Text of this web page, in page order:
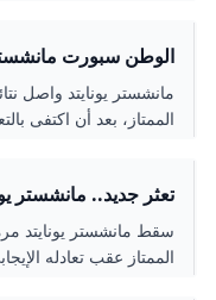
الوطن
أمام فولهام في
مانشستر يونايتد واصل
تعثر جديد.. مانشستر
الإنجليزي الممتاز
سقط مانشستر يونايتد
الممتاز عقب تعادله